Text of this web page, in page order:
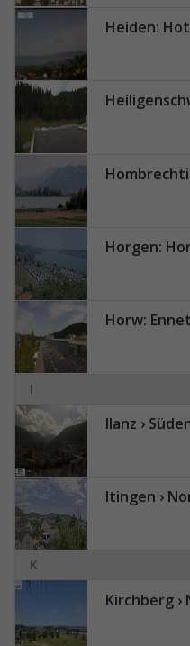
Heiden: Hotel -
Heiligenschwendi:
Hombrechtikon
Horgen:
Horw:
I
Ilanz › Süden: Via
Itingen ›
K
Kirchberg ›